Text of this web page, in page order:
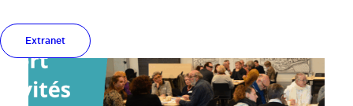
Extranet